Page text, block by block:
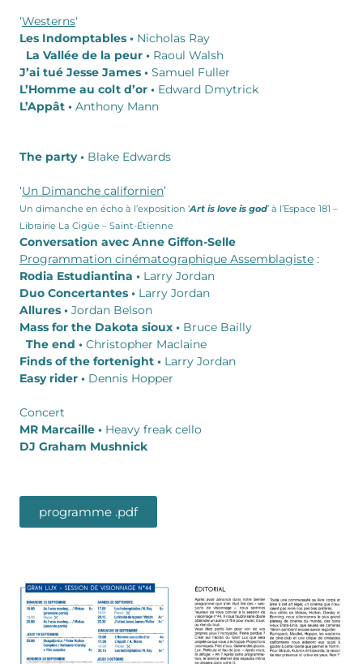
‘Westerns‘
Les Indomptables • Nicholas Ray
La Vallée de la peur • Raoul Walsh
J’ai tué Jesse James • Samuel Fuller
L’Homme au colt d’or • Edward Dmytrick
L’Appât • Anthony Mann
The party • Blake Edwards
‘Un Dimanche californien’
Un dimanche en écho à l’exposition ‘Art is love is god’ à l’Espace 181 –
Librairie La Cigüe – Saint-Étienne
Conversation avec Anne Giffon-Selle
Programmation cinématographique Assemblagiste :
Rodia Estudiantina • Larry Jordan
Duo Concertantes • Larry Jordan
Allures • Jordan Belson
Mass for the Dakota sioux • Bruce Bailly
The end • Christopher Maclaine
Finds of the fortenight • Larry Jordan
Easy rider • Dennis Hopper
Concert
MR Marcaille • Heavy freak cello
DJ Graham Mushnick
programme .pdf